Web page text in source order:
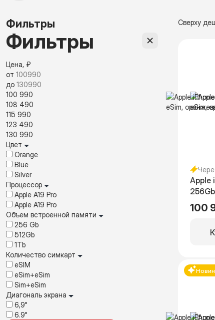
Фильтры
Фильтры
Цена, ₽
от
до
100 990
108 490
115 990
123 490
130 990
Цвет
Orange
Blue
Silver
Процессор
Apple A19 Pro
Apple A19 Pro
Объем встроенной памяти
256 Gb
512Gb
1Tb
Количество симкарт
eSIM
eSim+eSim
Sim+eSim
Диагональ экрана
6,9"
6.9"
Сверху
Apple
(без
100